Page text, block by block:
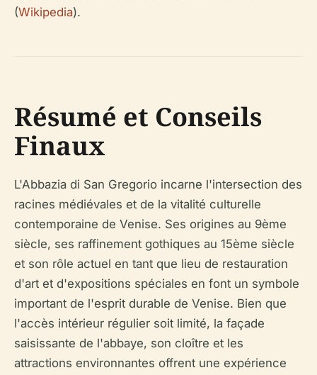
(Wikipedia).
Résumé et Conseils
Finaux
L'Abbazia di San Gregorio incarne l'intersection des
racines médiévales et de la vitalité culturelle
contemporaine de Venise. Ses origines au 9ème
siècle, ses raffinement gothiques au 15ème siècle
et son rôle actuel en tant que lieu de restauration
d'art et d'expositions spéciales en font un symbole
important de l'esprit durable de Venise. Bien que
l'accès intérieur régulier soit limité, la façade
saisissante de l'abbaye, son cloître et les
attractions environnantes offrent une expérience